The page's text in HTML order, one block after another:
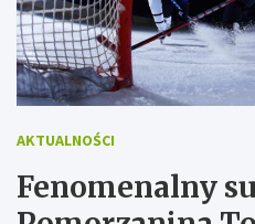
AKTUALNOŚCI
Fenomenalny